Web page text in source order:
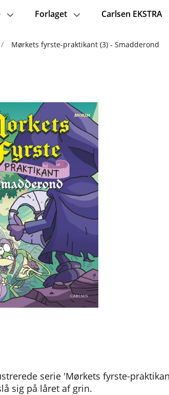
Forlaget Carlsen EKSTRA
/ Mørkets fyrste-praktikant (3) - Smadderond
serie 'Mørkets fyrste-
sig på låret af grin.